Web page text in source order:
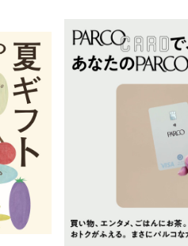
ニュース
レストラン・カフェ
TAX FREE
한국어
ภาษาไทย
日本語